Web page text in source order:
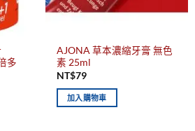
多
AJONA 草本濃縮牙膏 無色
素 25ml
NT$79
加入購物車